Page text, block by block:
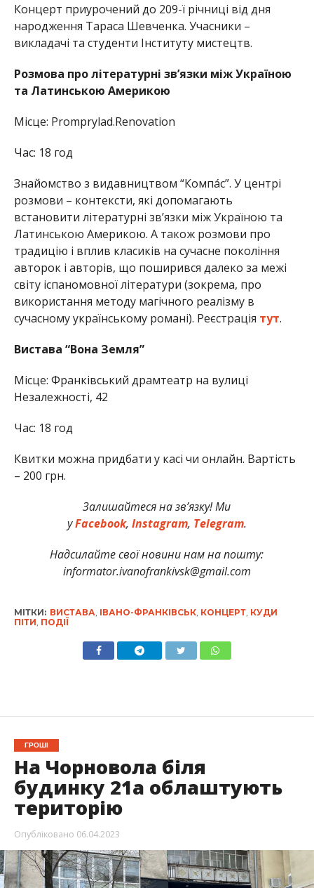
Концерт приурочений до 209-ї річниці від дня
народження Тараса Шевченка. Учасники –
викладачі та студенти Інституту мистецтв.
Розмова про літературні зв’язки між Україною
та Латинською Америкою
Місце: Promprylad.Renovation
Час: 18 год
Знайомство з видавництвом “Компáс”. У центрі
розмови – контексти, які допомагають
встановити літературні зв’язки між Україною та
Латинською Америкою. А також розмови про
традицію і вплив класиків на сучасне покоління
авторок і авторів, що поширився далеко за межі
світу іспаномовної літератури (зокрема, про
використання методу магічного реалізму в
сучасному українському романі). Реєстрація тут.
Вистава “Вона Земля”
Місце: Франківський драмтеатр на вулиці
Незалежності, 42
Час: 18 год
Квитки можна придбати у касі чи онлайн. Вартість
– 200 грн.
Залишайтеся на зв’язку! Ми
уFacebook, Instagram, Telegram.
Надсилайте свої новини нам на пошту:
informator.ivanofrankivsk@gmail.com
МІТКИ: ВИСТАВА ІВАНО-ФРАНКІВСЬК, КОНЦЕРТ, КУДИ
ПІТИ ПОДІЇ
ГРОШІ
На Чорновола біля
будинку 21а облаштують
територію
Опубліковано 06.04.2023